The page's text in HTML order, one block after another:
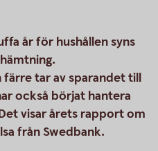
år för hushållen syns
tar av sparandet till
också börjat hantera
visar årets rapport om
från Swedbank.